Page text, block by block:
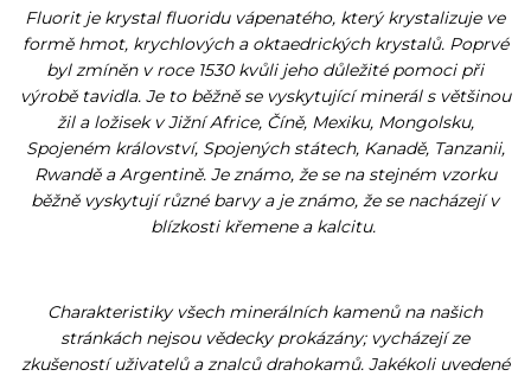
Fluorit je krystal fluoridu vápenatého, který krystalizuje ve
formě hmot, krychlových a oktaedrických krystalů. Poprvé
byl zmíněn v roce 1530 kvůli jeho důležité pomoci při
výrobě tavidla. Je to běžně se vyskytující minerál s většinou
žil a ložisek v Jižní Africe, Číně, Mexiku, Mongolsku,
Spojeném království, Spojených státech, Kanadě, Tanzanii,
Rwandě a Argentině. Je známo, že se na stejném vzorku
běžně vyskytují různé barvy a je známo, že se nacházejí v
blízkosti křemene a kalcitu.
Charakteristiky všech minerálních kamenů na našich
stránkách nejsou vědecky prokázány; vycházejí ze
zkušeností uživatelů a znalců drahokamů. Jakékoli uvedené